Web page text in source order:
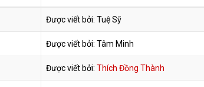
Được viết bởi: Tuệ Sỹ
Được viết bởi: Tâm Minh
Được viết bởi: Thích Đồng Thành